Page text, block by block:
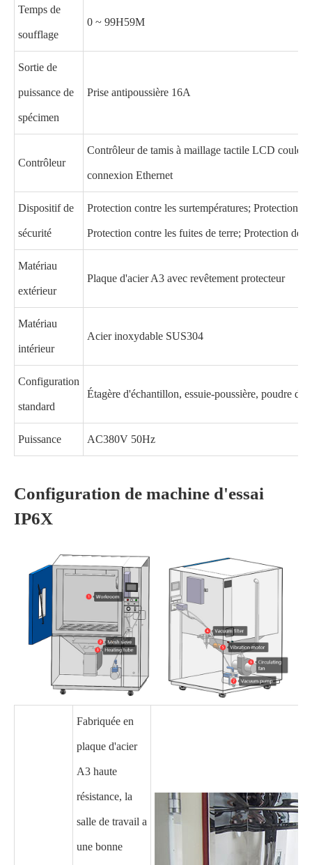
Temps de
soufflage
0 ~ 99H59M
Sortie de
puissance de
spécimen
Prise antipoussière 16A
Contrôleur
Contrôleur de tamis à maillage tactile LCD
connexion Ethernet
Dispositif de
sécurité
Protection contre les surtempératures; Protection
Protection contre les fuites de terre; Protection des
Matériau
extérieur
Plaque d'acier A3 avec revêtement protecteur
Matériau
intérieur
Acier inoxydable SUS304
Configuration
standard
Étagère d'échantillon, essuie-poussière, poudre de
Puissance AC380V 50Hz
Configuration de machine d'essai
IP6X
Fabriquée en
plaque d'acier
A3 haute
résistance, la
salle de travail a
une bonne